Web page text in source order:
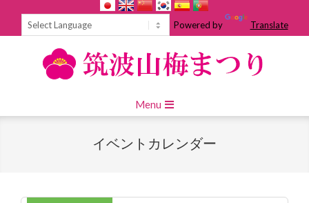
Powered by Translate
Navigation
Menu
イベントカレンダー